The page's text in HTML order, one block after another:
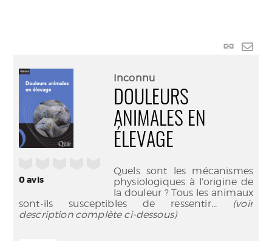
Lien
0avis
Inconnu
DOULEURS
ANIMALES EN
ÉLEVAGE
Quels sont les mécanismes
physiologiques à l’origine de
la douleur ? Tous les animaux
sont-ils susceptibles de ressentir... (voir
description complète ci-dessous)